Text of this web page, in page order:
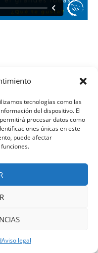
tecnologías como las
del dispositivo. El
procesar datos como
únicas en este
puede afectar
Aviso legal